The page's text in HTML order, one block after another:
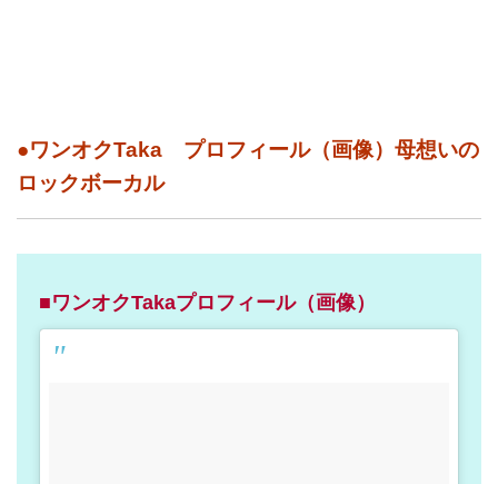
●ワンオクTaka プロフィール（画像）母想いの
ロックボーカル
■ワンオクTakaプロフィール（画像）